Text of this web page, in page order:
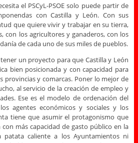
el PSCyL-PSOE solo puede partir de
con Castilla y León. Con sus
que quiere vivir y trabajar en su tierra,
con los agricultores y ganaderos, con los
de cada uno de sus miles de pueblos.
tener un proyecto para que Castilla y León
bien posicionada y con capacidad para
provincias y comarcas. Poner lo mejor de
al servicio de la creación de empleo y
Ese es el modelo de ordenación del
agentes económicos y sociales y los
tiene que asumir el protagonismo que
más capacidad de gasto público en la
patata caliente a los Ayuntamientos ni